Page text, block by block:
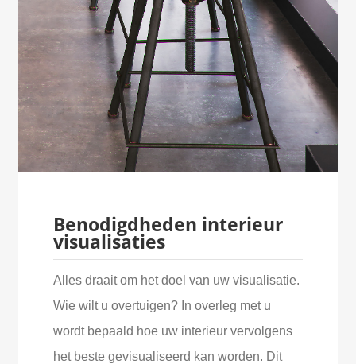
Benodigdheden interieur
visualisaties
Alles draait om het doel van uw visualisatie.
Wie wilt u overtuigen? In overleg met u
wordt bepaald hoe uw interieur vervolgens
het beste gevisualiseerd kan worden. Dit